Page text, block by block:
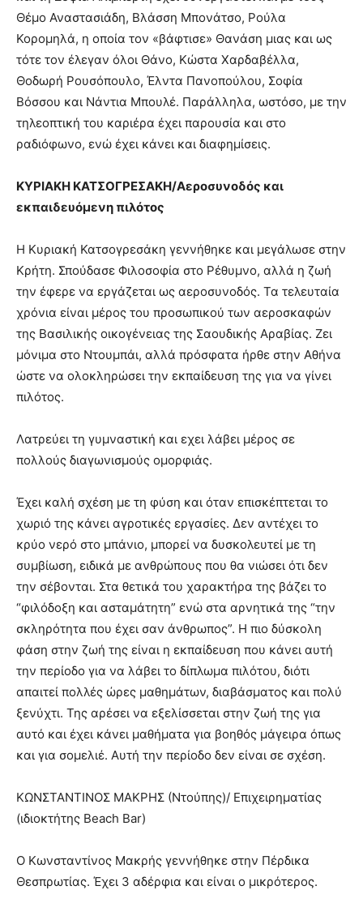
Θέμο Αναστασιάδη, Βλάσση Μπονάτσο, Ρούλα
Κορομηλά, η οποία τον «βάφτισε» Θανάση μιας και ως
τότε τον έλεγαν όλοι Θάνο, Κώστα Χαρδαβέλλα,
Θοδωρή Ρουσόπουλο, Έλντα Πανοπούλου, Σοφία
Βόσσου και Νάντια Μπουλέ. Παράλληλα, ωστόσο, με την
τηλεοπτική του καριέρα έχει παρουσία και στο
ραδιόφωνο, ενώ έχει κάνει και διαφημίσεις.
ΚΥΡΙΑΚΗ ΚΑΤΣΟΓΡΕΣΑΚΗ/Αεροσυνοδός και
εκπαιδευόμενη πιλότος
Η Κυριακή Κατσογρεσάκη γεννήθηκε και μεγάλωσε στην
Κρήτη. Σπούδασε Φιλοσοφία στο Ρέθυμνο, αλλά η ζωή
την έφερε να εργάζεται ως αεροσυνοδός. Τα τελευταία
χρόνια είναι μέρος του προσωπικού των αεροσκαφών
της Βασιλικής οικογένειας της Σαουδικής Αραβίας. Ζει
μόνιμα στο Ντουμπάι, αλλά πρόσφατα ήρθε στην Αθήνα
ώστε να ολοκληρώσει την εκπαίδευση της για να γίνει
πιλότος.
Λατρεύει τη γυμναστική και εχει λάβει μέρος σε
πολλούς διαγωνισμούς ομορφιάς.
Έχει καλή σχέση με τη φύση και όταν επισκέπτεται το
χωριό της κάνει αγροτικές εργασίες. Δεν αντέχει το
κρύο νερό στο μπάνιο, μπορεί να δυσκολευτεί με τη
συμβίωση, ειδικά με ανθρώπους που θα νιώσει ότι δεν
την σέβονται. Στα θετικά του χαρακτήρα της βάζει το
“φιλόδοξη και ασταμάτητη” ενώ στα αρνητικά της “την
σκληρότητα που έχει σαν άνθρωπος”. Η πιο δύσκολη
φάση στην ζωή της είναι η εκπαίδευση που κάνει αυτή
την περίοδο για να λάβει το δίπλωμα πιλότου, διότι
απαιτεί πολλές ώρες μαθημάτων, διαβάσματος και πολύ
ξενύχτι. Της αρέσει να εξελίσσεται στην ζωή της για
αυτό και έχει κάνει μαθήματα για βοηθός μάγειρα όπως
και για σομελιέ. Αυτή την περίοδο δεν είναι σε σχέση.
ΚΩΝΣΤΑΝΤΙΝΟΣ ΜΑΚΡΗΣ (Ντούπης)/ Επιχειρηματίας
(ιδιοκτήτης Beach Bar)
Ο Κωνσταντίνος Μακρής γεννήθηκε στην Πέρδικα
Θεσπρωτίας. Έχει 3 αδέρφια και είναι ο μικρότερος.